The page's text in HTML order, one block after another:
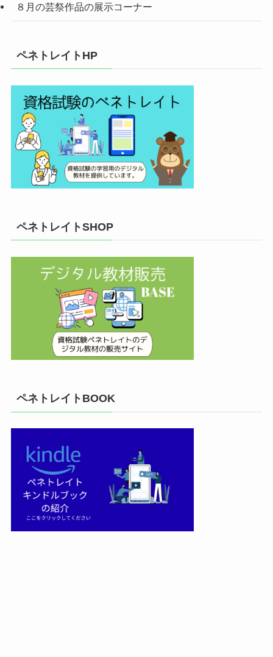
８月の芸祭作品の展示コーナー
ペネトレイトHP
ペネトレイトSHOP
ペネトレイトBOOK